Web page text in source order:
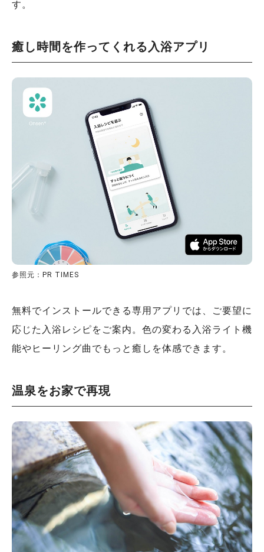
す。
癒し時間を作ってくれる入浴アプリ
参照元：PR TIMES
無料でインストールできる専用アプリでは、ご要望に
応じた入浴レシピをご案内。色の変わる入浴ライト機
能やヒーリング曲でもっと癒しを体感できます。
温泉をお家で再現